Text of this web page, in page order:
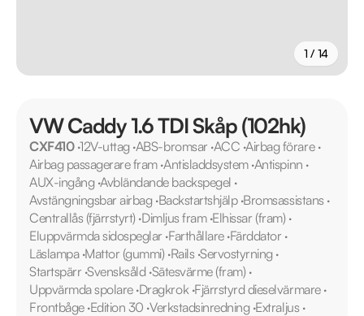
1 / 14
VW Caddy 1.6 TDI Skåp (102hk)
CXF410·12V-uttag ·ABS-bromsar ·ACC ·Airbag förare·
Airbag passagerare fram·Antisladdsystem·Antispinn ·
AUX-ingång ·Avbländande backspegel ·
Avstängningsbar airbag ·Backstartshjälp·Bromsassistans ·
Centrallås (fjärrstyrt)·Dimljus fram·Elhissar (fram)·
Eluppvärmda sidospeglar ·Farthållare·Färddator ·
Läslampa·Mattor (gummi)·Rails ·Servostyrning ·
Startspärr ·Svensksåld ·Sätesvärme (fram)·
Uppvärmda spolare·Dragkrok·Fjärrstyrd dieselvärmare·
Frontbåge·Edition 30 ·Verkstadsinredning ·Extraljus ·